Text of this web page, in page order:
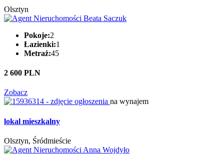
Olsztyn
Pokoje:2
Łazienki:1
Metraż:45
2 600 PLN
Zobacz
na wynajem
lokal mieszkalny
Olsztyn, Śródmieście